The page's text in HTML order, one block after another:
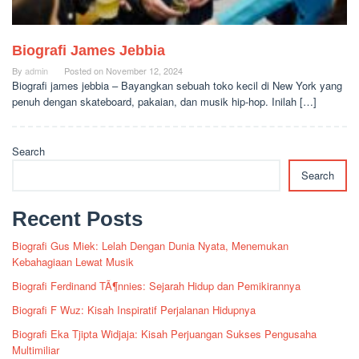
Biografi James Jebbia
By admin Posted on November 12, 2024
Biografi james jebbia – Bayangkan sebuah toko kecil di New York yang
penuh dengan skateboard, pakaian, dan musik hip-hop. Inilah […]
Search
Search
Recent Posts
Biografi Gus Miek: Lelah Dengan Dunia Nyata, Menemukan
Kebahagiaan Lewat Musik
Biografi Ferdinand TÃ¶nnies: Sejarah Hidup dan Pemikirannya
Biografi F Wuz: Kisah Inspiratif Perjalanan Hidupnya
Biografi Eka Tjipta Widjaja: Kisah Perjuangan Sukses Pengusaha
Multimiliar